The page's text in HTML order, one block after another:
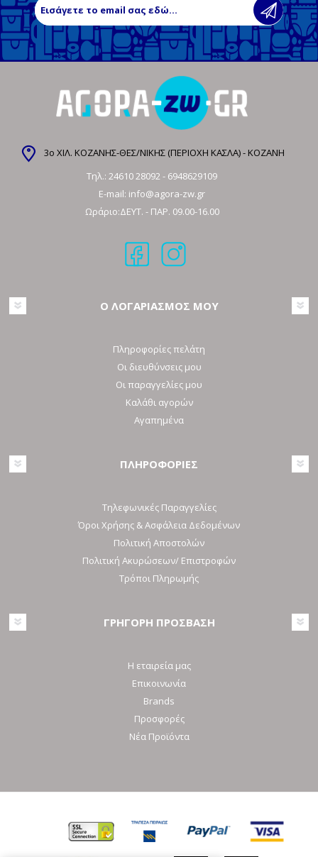
3ο ΧΙΛ. ΚΟΖΑΝΗΣ-ΘΕΣ/ΝΙΚΗΣ (ΠΕΡΙΟΧΗ ΚΑΣΛΑ) - ΚΟΖΑΝΗ
Τηλ.: 24610 28092- 6948629109
E-mail: info@agora-zw.gr
Ωράριο:ΔΕΥΤ. - ΠΑΡ. 09.00-16.00
Ο ΛΟΓΑΡΙΑΣΜΟΣ ΜΟΥ
Πληροφορίες πελάτη
Οι διευθύνσεις μου
Οι παραγγελίες μου
Καλάθι αγορών
Αγαπημένα
ΠΛΗΡΟΦΟΡΙΕΣ
Τηλεφωνικές Παραγγελίες
Όροι Χρήσης & Ασφάλεια Δεδομένων
Πολιτική Αποστολών
Πολιτική Ακυρώσεων/ Επιστροφών
Τρόποι Πληρωμής
ΓΡΗΓΟΡΗ ΠΡΟΣΒΑΣΗ
Η εταιρεία μας
Επικοινωνία
Brands
Προσφορές
Νέα Προϊόντα